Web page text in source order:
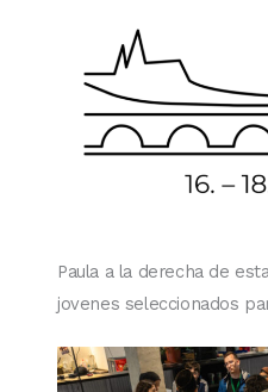
Paula a la derecha de
jovenes seleccionados